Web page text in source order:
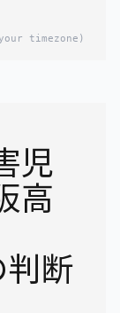
timezone)
児
高
断